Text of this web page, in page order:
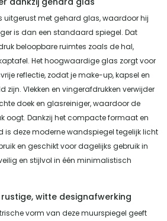
uitgerust met gehard glas, waardoor hij
is dan een standaard spiegel. Dat
beloopbare ruimtes zoals de hal,
Het hoogwaardige glas zorgt voor
reflectie, zodat je make-up, kapsel en
zijn. Vlekken en vingerafdrukken verwijder
doek en glasreiniger, waardoor de
oogt. Dankzij het compacte formaat en
is deze moderne wandspiegel tegelijk licht
en geschikt voor dagelijks gebruik in
en stijlvol in één minimalistisch
witte designafwerking
vorm van deze muurspiegel geeft